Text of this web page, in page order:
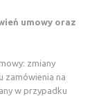
umowy oraz
zmiany
zamówienia na
w przypadku